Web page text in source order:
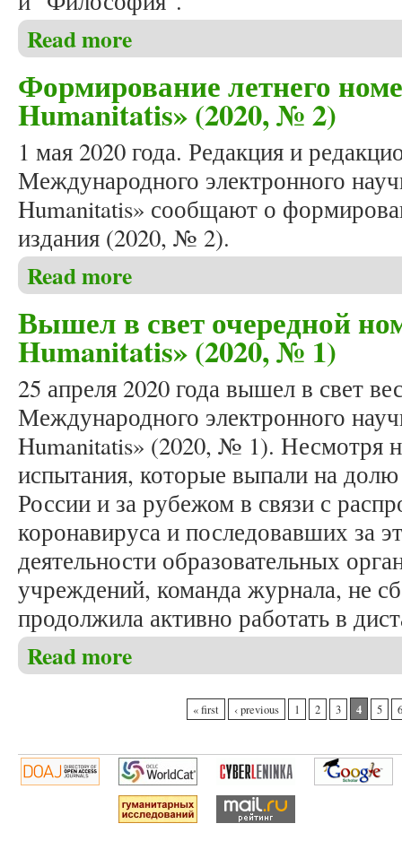
Read more
Формирование летнего
Humanitatis» (2020, № 2)
1 мая 2020 года. Редакция и
Международного электронного
Humanitatis» сообщают о
издания (2020, № 2).
Read more
Вышел в свет очередной
Humanitatis» (2020, № 1)
25 апреля 2020 года вышел в свет
Международного электронного
Humanitatis» (2020, № 1). Несмотря
испытания, которые выпали на
России и за рубежом в связи с
коронавируса и последовавших за
деятельности образовательных
учреждений, команда журнала, не
продолжила активно работать в
Read more
« first ‹ previous 1 2 3 4 5 6